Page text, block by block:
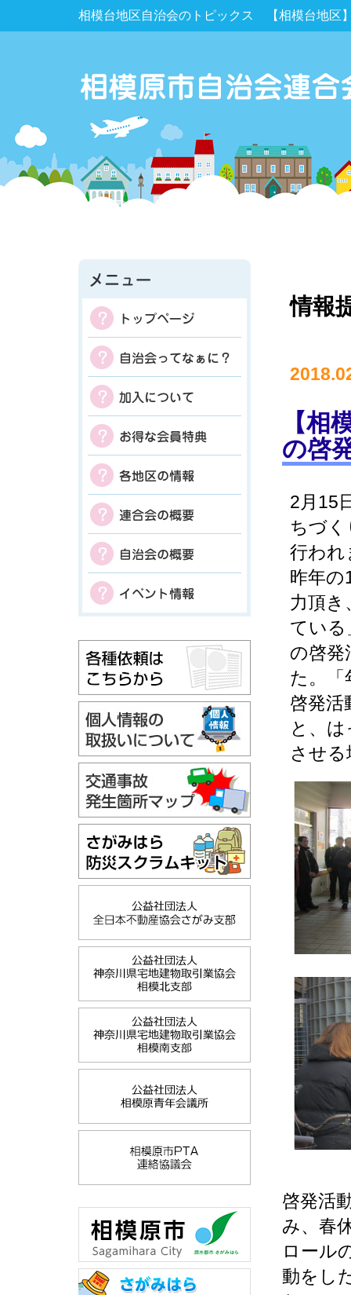
相模台地区自治会のトピックス 【相模台地区
情報
【相
の啓
2月15
ちづ
行われ
昨年の
力頂き
ている
の啓発
た。「
啓発活
と、
させ
啓発活
み、春
ロール
動をし